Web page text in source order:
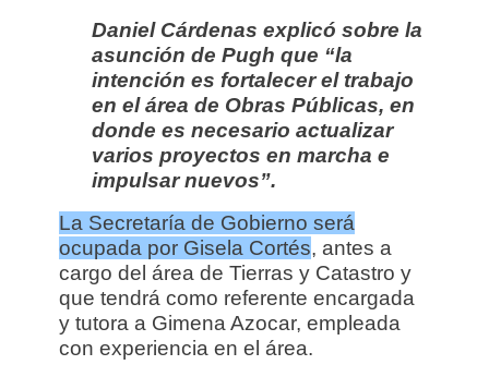
Daniel Cárdenas explicó sobre la
asunción de Pugh que “la
intención es fortalecer el trabajo
en el área de Obras Públicas, en
donde es necesario actualizar
varios proyectos en marcha e
impulsar nuevos”.
La Secretaría de Gobierno será
ocupada por Gisela Cortés, antes a
cargo del área de Tierras y Catastro y
que tendrá como referente encargada
y tutora a Gimena Azocar, empleada
con experiencia en el área.